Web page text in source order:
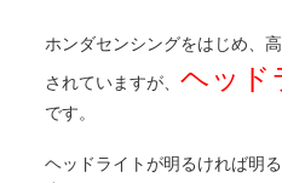
ホンダセンシングをはじめ、
されていますが、 ヘッド
です。
ヘッドライトが明るければ明